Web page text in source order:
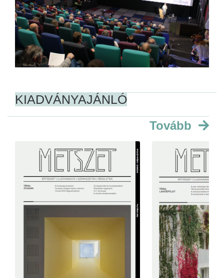
KIADVÁNYAJÁNLÓ
Tovább